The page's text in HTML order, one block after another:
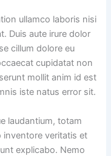
ullamco laboris nisi
Duis aute irure dolor
cillum dolore eu
cupidatat non
mollit anim id est
iste natus error sit.
laudantium, totam
inventore veritatis et
explicabo. Nemo